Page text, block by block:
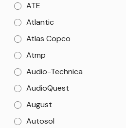
ATE
Atlantic
Atlas Copco
Atmp
Audio-Technica
AudioQuest
August
Autosol